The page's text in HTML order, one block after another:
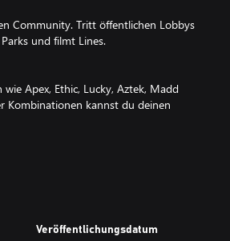
Community. Tritt öffentlichen Lobbys
und filmt Lines.
Apex, Ethic, Lucky, Aztek, Madd
Kombinationen kannst du deinen
und speichere sie.
Veröffentlichungsdatum